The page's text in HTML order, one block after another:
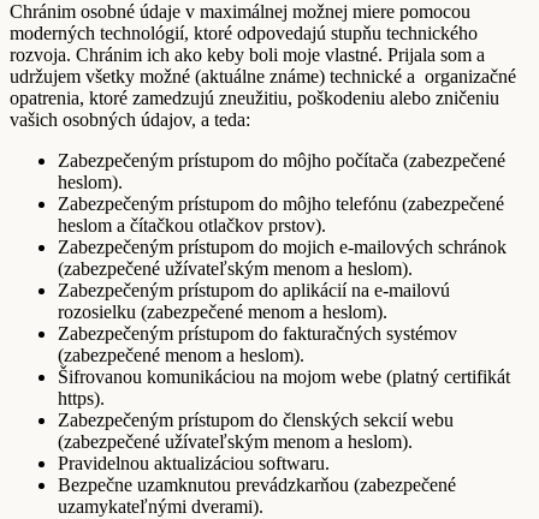
Chránim osobné údaje v maximálnej možnej miere pomocou
moderných technológií, ktoré odpovedajú stupňu technického
rozvoja. Chránim ich ako keby boli moje vlastné. Prijala som a
udržujem všetky možné (aktuálne známe) technické a organizačné
opatrenia, ktoré zamedzujú zneužitiu, poškodeniu alebo zničeniu
vašich osobných údajov, a teda:
Zabezpečeným prístupom do môjho počítača (zabezpečené
heslom).
Zabezpečeným prístupom do môjho telefónu (zabezpečené
heslom a čítačkou otlačkov prstov).
Zabezpečeným prístupom do mojich e-mailových schránok
(zabezpečené užívateľským menom a heslom).
Zabezpečeným prístupom do aplikácií na e-mailovú
rozosielku (zabezpečené menom a heslom).
Zabezpečeným prístupom do fakturačných systémov
(zabezpečené menom a heslom).
Šifrovanou komunikáciou na mojom webe (platný certifikát
https).
Zabezpečeným prístupom do členských sekcií webu
(zabezpečené užívateľským menom a heslom).
Pravidelnou aktualizáciou softwaru.
Bezpečne uzamknutou prevádzkarňou (zabezpečené
uzamykateľnými dverami).